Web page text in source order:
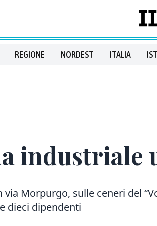
REGIONE NORDEST ITALIA
industriale
Morpurgo, sulle ceneri del
dieci dipendenti